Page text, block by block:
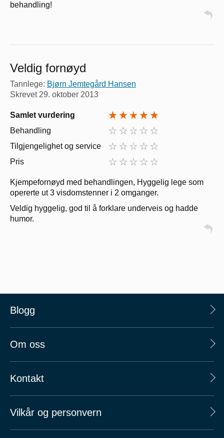
behandling!
Veldig fornøyd
Tannlege: Bjørn Jemtegård Hansen
Skrevet29. oktober 2013
Samlet vurdering
Behandling
Tilgjengelighet og service
Pris
Kjempefornøyd med behandlingen, Hyggelig lege som
opererte ut 3 visdomstenner i 2 omganger.
Veldig hyggelig, god til å forklare underveis og hadde
humor.
Blogg
Om oss
Kontakt
Vilkår og personvern